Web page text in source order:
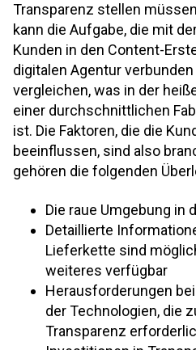
Transparenz stellen
kann die Aufgabe, die mit
Kunden in den Content-
digitalen Agentur
vergleichen, was in der
einer durchschnittlichen
ist. Die Faktoren, die die
beeinflussen, sind also
gehören die folgenden
Die raue Umgebung in
Detaillierte
Lieferkette sind
weiteres verfügbar
Herausforderungen
der Technologien, die
Transparenz